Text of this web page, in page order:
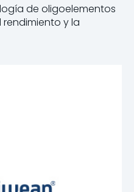
de oligoelementos
y la